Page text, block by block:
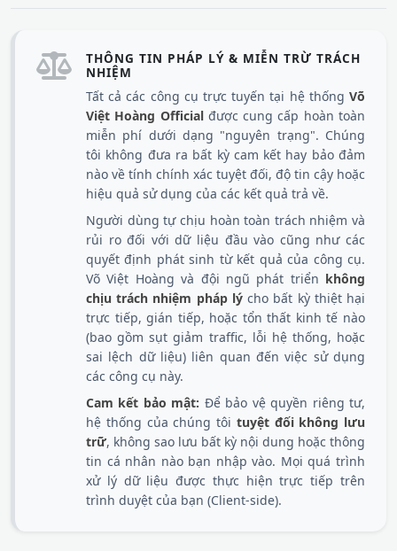
THÔNG TIN PHÁP LÝ & MIỄN TRỪ TRÁCH
NHIỆM
Tất cả các công cụ trực tuyến tại hệ thống Võ
Việt Hoàng Officialđược cung cấp hoàn toàn
miễn phí dưới dạng "nguyên trạng". Chúng
tôi không đưa ra bất kỳ cam kết hay bảo đảm
nào về tính chính xác tuyệt đối, độ tin cậy hoặc
hiệu quả sử dụng của các kết quả trả về.
Người dùng tự chịu hoàn toàn trách nhiệm và
rủi ro đối với dữ liệu đầu vào cũng như các
quyết định phát sinh từ kết quả của công cụ.
Võ Việt Hoàng và đội ngũ phát triển không
chịu trách nhiệm pháp lýcho bất kỳ thiệt hại
trực tiếp, gián tiếp, hoặc tổn thất kinh tế nào
(bao gồm sụt giảm traffic, lỗi hệ thống, hoặc
sai lệch dữ liệu) liên quan đến việc sử dụng
các công cụ này.
Cam kết bảo mật: Để bảo vệ quyền riêng tư,
hệ thống của chúng tôi tuyệt đối không lưu
trữ, không sao lưu bất kỳ nội dung hoặc thông
tin cá nhân nào bạn nhập vào. Mọi quá trình
xử lý dữ liệu được thực hiện trực tiếp trên
trình duyệt của bạn (Client-side).